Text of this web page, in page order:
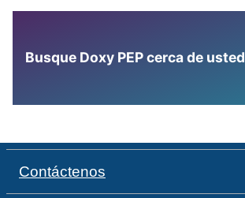
Busque Doxy PEP cerca de usted
Contáctenos